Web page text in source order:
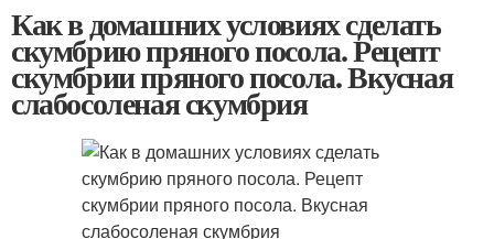
Как в домашних условиях сделать
скумбрию пряного посола. Рецепт
скумбрии пряного посола. Вкусная
слабосоленая скумбрия